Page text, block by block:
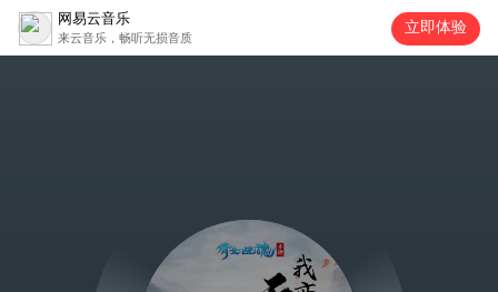
网易云音乐
来云音乐，畅听无损音质
立即体验